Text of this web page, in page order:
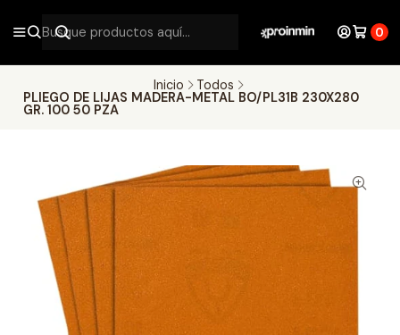
0
Inicio
Todos
PLIEGO DE LIJAS MADERA-METAL BO/PL31B 230X280
GR. 100 50 PZA